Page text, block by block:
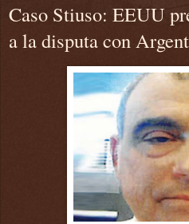
Caso Stiuso: EEUU
a la disputa con